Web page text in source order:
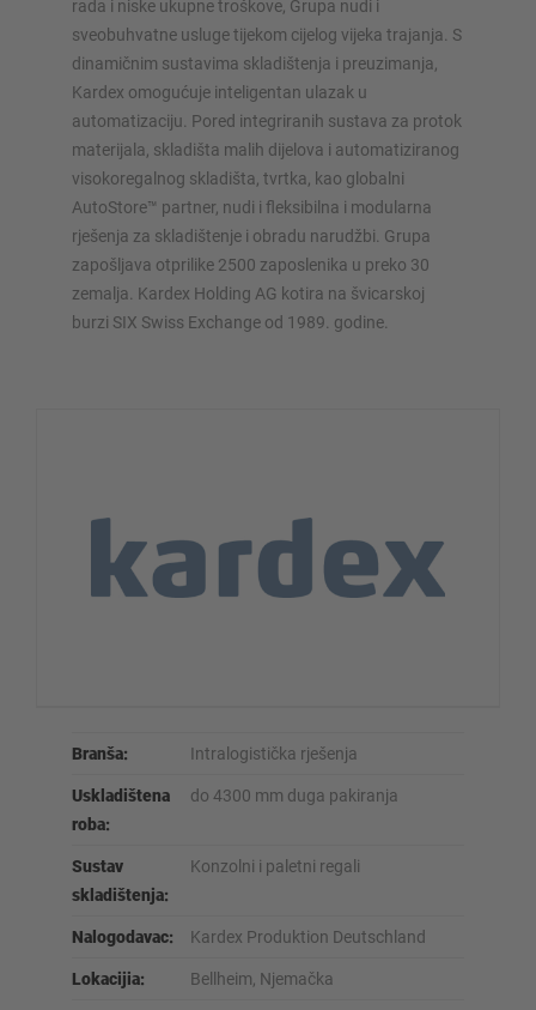
rada i niske ukupne troškove, Grupa nudi i
sveobuhvatne usluge tijekom cijelog vijeka trajanja. S
dinamičnim sustavima skladištenja i preuzimanja,
Kardex omogućuje inteligentan ulazak u
automatizaciju. Pored integriranih sustava za protok
materijala, skladišta malih dijelova i automatiziranog
visokoregalnog skladišta, tvrtka, kao globalni
AutoStore™ partner, nudi i fleksibilna i modularna
rješenja za skladištenje i obradu narudžbi. Grupa
zapošljava otprilike 2500 zaposlenika u preko 30
zemalja. Kardex Holding AG kotira na švicarskoj
burzi SIX Swiss Exchange od 1989. godine.
Branša: Intralogistička rješenja
Uskladištena
roba:
do 4300 mm duga pakiranja
Sustav
skladištenja:
Konzolni i paletni regali
Nalogodavac: Kardex Produktion Deutschland
Lokacijia: Bellheim, Njemačka